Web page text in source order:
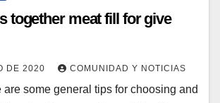
together meat fill for give
DE 2020 COMUNIDAD Y NOTICIAS
some general tips for choosing and